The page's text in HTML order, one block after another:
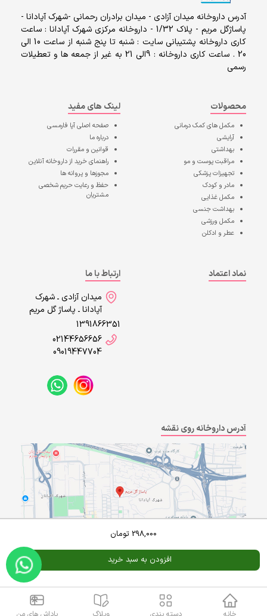
298,000 تومان
افزودن به سبد خرید
آدرس داروخانه میدان آزادی - میدان برادران رحمانی -شهرک آپادانا -
پاساژگل مریم - پلاک 1/32 - داروخانه مرکزی شهرک آپادانا : ساعت
کاری داروخانه پشتیبانی سایت : شنبه تا پنج شنبه از ساعت 10 الی
20 . ساعت کاری داروخانه : 9الی 21 به غیر از جمعه ها و تعطیلات
رسمی
محصولات
مکمل های کمک درمانی
آرایشی
بهداشتی
مراقبت پوست و مو
تجهیزات پزشکی
مادر و کودک
مکمل غذایی
بهداشت جنسی
مکمل ورزشی
عطر و ادکلن
لینک های مفید
صفحه اصلیآپا فارمسی
درباره ما
قوانین و مقررات
راهنمای خرید از داروخانه آنلاین
مجوزها و پروانه ها
حفظ و رعایت حریم شخصی
مشتریان
نماد اعتماد
ارتباط با ما
میدان آزادی ـ شهرک
آپادانا ـ پاساژ گل مریم
1391866351
02144656656
09019447704
آدرس داروخانه روی نقشه
A Pluss
Powered By